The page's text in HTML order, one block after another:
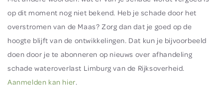
op dit moment nog niet bekend. Heb je schade door het
overstromen van de Maas? Zorg dan dat je goed op de
hoogte blijft van de ontwikkelingen. Dat kun je bijvoorbeeld
doen door je te abonneren op nieuws over afhandeling
schade wateroverlast Limburg van de Rijksoverheid.
Aanmelden kan hier.